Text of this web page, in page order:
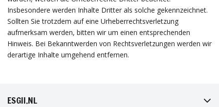
Insbesondere werden Inhalte Dritter als solche gekennzeichnet.
Sollten Sie trotzdem auf eine Urheberrechtsverletzung
aufmerksam werden, bitten wir um einen entsprechenden
Hinweis. Bei Bekanntwerden von Rechtsverletzungen werden wir
derartige Inhalte umgehend entfernen.
ESGII.NL